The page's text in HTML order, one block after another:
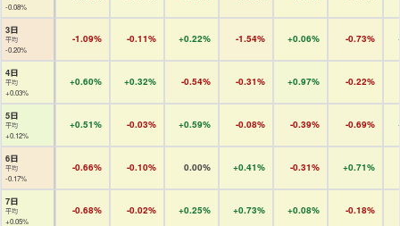
-0.08%
3日
平均
-0.20%
-1.09% -0.11% +0.22% -1.54% +0.06% -0.73%
4日
平均
+0.03%
+0.60% +0.32% -0.54% -0.31% +0.97% -0.22%
5日
平均
+0.12%
+0.51% -0.03% +0.59% -0.08% -0.39% -0.69%
6日
平均
-0.17%
-0.66% -0.10% 0.00% +0.41% -0.31% +0.71%
7日
平均
+0.05%
-0.68% -0.02% +0.25% +0.73% +0.08% -0.18%